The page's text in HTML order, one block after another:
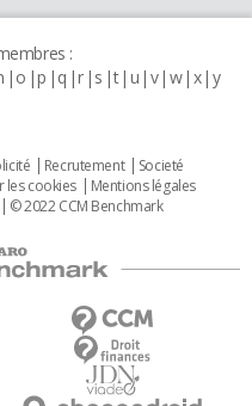
:
o p q r s t u v w x y
Recrutement
Societé
les cookies
Mentions légales
© 2022 CCM Benchmark